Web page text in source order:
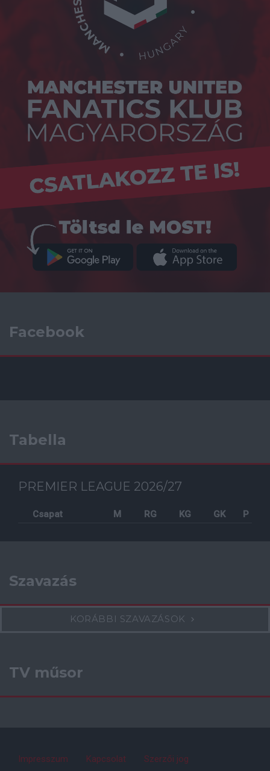
Facebook
Tabella
PREMIER LEAGUE 2026/27
Csapat M RG KG GK P
Szavazás
KORÁBBI SZAVAZÁSOK
TV műsor
Impresszum Kapcsolat
Szerzői jog